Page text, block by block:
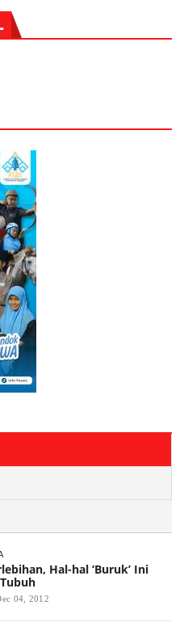
Hal-hal ‘Buruk’ Ini
04, 2012